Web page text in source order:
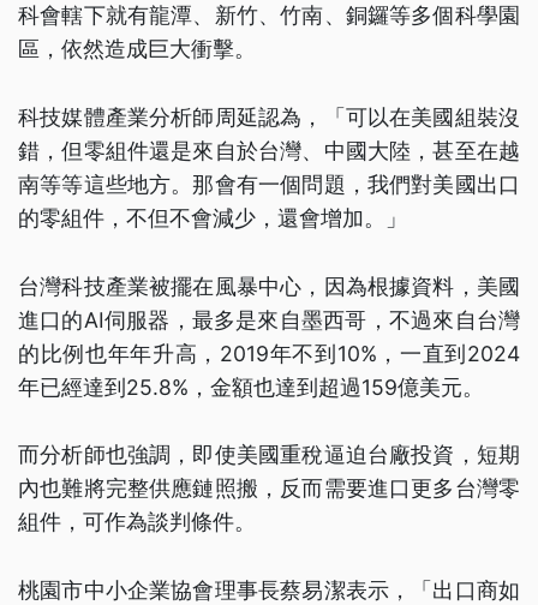
科會轄下就有龍潭、新竹、竹南、銅鑼等多個科學園
區，依然造成巨大衝擊。
科技媒體產業分析師周延認為，「可以在美國組裝沒
錯，但零組件還是來自於台灣、中國大陸，甚至在越
南等等這些地方。那會有一個問題，我們對美國出口
的零組件，不但不會減少，還會增加。」
台灣科技產業被擺在風暴中心，因為根據資料，美國
進口的AI伺服器，最多是來自墨西哥，不過來自台灣
的比例也年年升高，2019年不到10%，一直到2024
年已經達到25.8%，金額也達到超過159億美元。
而分析師也強調，即使美國重稅逼迫台廠投資，短期
內也難將完整供應鏈照搬，反而需要進口更多台灣零
組件，可作為談判條件。
桃園市中小企業協會理事長蔡易潔表示，「出口商如